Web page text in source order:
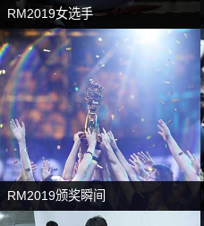
RM2019女选手
RM2019颁奖瞬间